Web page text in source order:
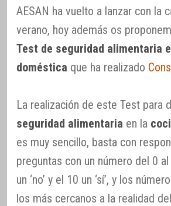
AESAN ha vuelto a lanzar con la
verano, hoy además os
Test de seguridad alimentaria
doméstica que ha realizado
La realización de este Test para
seguridad alimentaria en la
es muy sencillo, basta con
preguntas con un número del 0
un ‘no’ y el 10 un ‘sí’, y los
los más cercanos a la realidad